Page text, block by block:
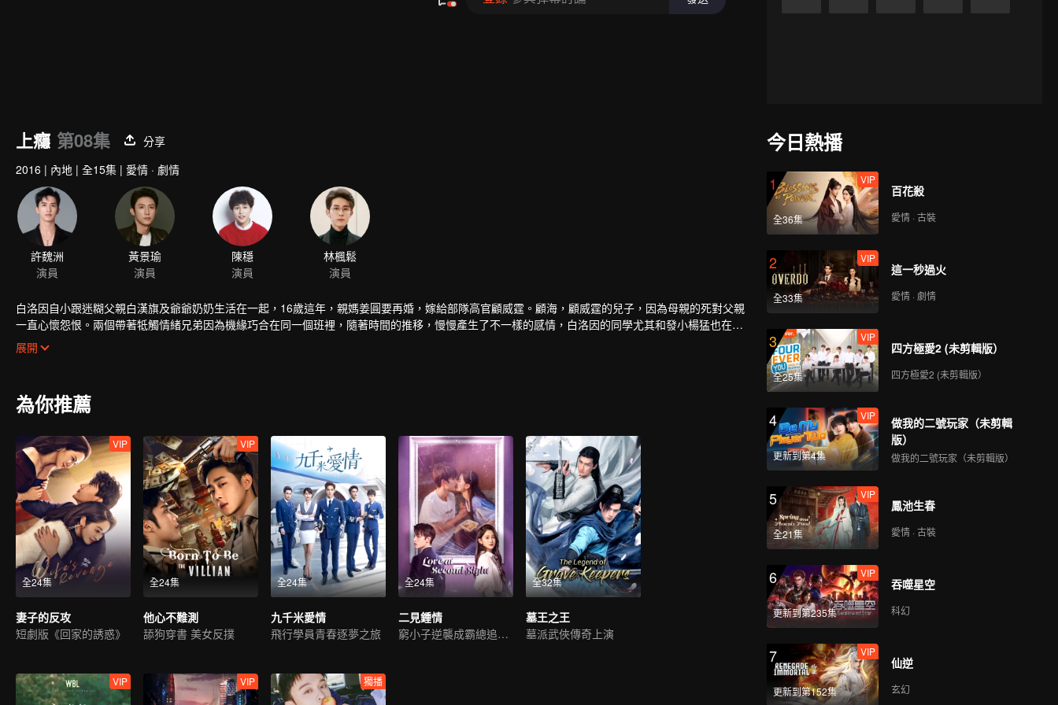
上癮 第08集
分享
2016 | 內地 | 全15集 | 愛情 · 劇情
許魏洲
演員
黃景瑜
演員
陳穩
演員
白洛因自小跟迷糊父親白漢旗及爺爺奶奶生活在一起，16歲這年，親媽姜圓要再婚，嫁給部隊高官顧威霆。顧海，顧威霆的兒子，因為母親的死對父親
一直心懷怨恨。兩個帶著牴觸情緒兄弟因為機緣巧合在同一個班裡，隨著時間的推移，慢慢產生了不一樣的感情，白洛因的同學尤其和發小楊猛也在這
段感情中起了不小的作用。
展開
為你推薦
全24集
VIP
妻子的反攻
短劇版《回家的誘惑》
全24集
VIP
他心不難測
舔狗穿書 美女反撲
全24集
九千米愛情
飛行學員青春逐夢之旅
全24集
二見鍾情
窮小子逆襲成霸總追初戀
全32集
墓王之王
墓派武俠傳奇上演
VIP VIP 獨播
今日熱播
1
全36集
VIP
百花殺
愛情 · 古裝
2
全33集
VIP
這一秒過火
愛情 · 劇情
3
全25集
VIP
四方極愛2 (未剪輯版）
四方極愛2 (未剪輯版）
4
更新到第4集
VIP
做我的二號玩家（未剪輯
版）
做我的二號玩家（未剪輯版）
5
全21集
VIP
鳳池生春
愛情 · 古裝
6
更新到第235集
VIP
吞噬星空
科幻
7
更新到第152集
VIP
仙逆
玄幻